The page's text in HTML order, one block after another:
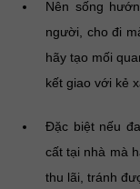
Nên sống
người, cho đi
hãy tạo mối
kết giao với kẻ
Đặc biệt nếu
cất tại nhà mà
thu lãi, tránh